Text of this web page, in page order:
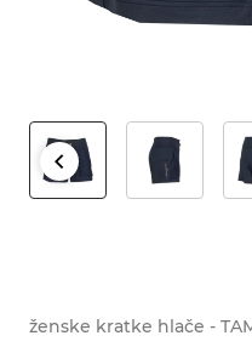
ženske kratke hlače -